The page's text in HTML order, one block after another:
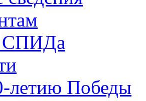
СПИДа
летию Победы